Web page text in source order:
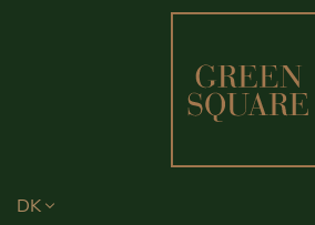
DK